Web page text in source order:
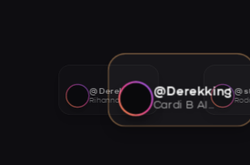
@Derekking
Cardi B AI voice
@Derekking
Rihanna AI voice